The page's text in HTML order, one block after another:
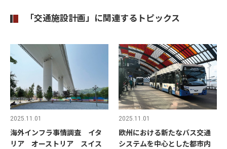
「交通施設計画」に関連するトピックス
2025.11.01
海外インフラ事情調査 イタ
リア オーストリア スイス
2025.11.01
欧州における新たなバス交通
システムを中心とした都市内